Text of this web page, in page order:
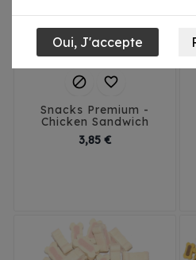
 
Snacks Premium -
Chicken Sandwich
3,85 €Prix